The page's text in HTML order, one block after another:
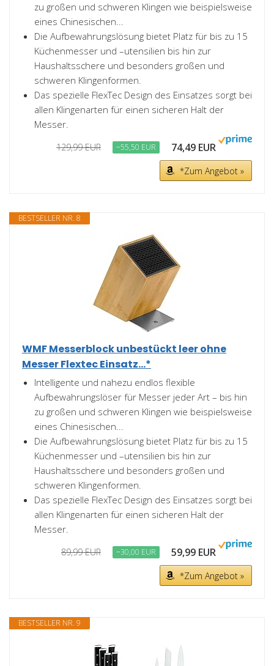
zu großen und schweren Klingen wie beispielsweise
eines Chinesischen...
Die Aufbewahrungslösung bietet Platz für bis zu 15
Küchenmesser und –utensilien bis hin zur
Haushaltsschere und besonders großen und
schweren Klingenformen.
Das spezielle FlexTec Design des Einsatzes sorgt bei
allen Klingenarten für einen sicheren Halt der
Messer.
129,99 EUR −55,50 EUR 74,49 EUR
*Zum Angebot »
BESTSELLER NR. 8
WMF Messerblock unbestückt leer ohne
Messer Flextec Einsatz...*
Intelligente und nahezu endlos flexible
Aufbewahrungslöser für Messer jeder Art – bis hin
zu großen und schweren Klingen wie beispielsweise
eines Chinesischen...
Die Aufbewahrungslösung bietet Platz für bis zu 15
Küchenmesser und –utensilien bis hin zur
Haushaltsschere und besonders großen und
schweren Klingenformen.
Das spezielle FlexTec Design des Einsatzes sorgt bei
allen Klingenarten für einen sicheren Halt der
Messer.
89,99 EUR −30,00 EUR 59,99 EUR
*Zum Angebot »
BESTSELLER NR. 9